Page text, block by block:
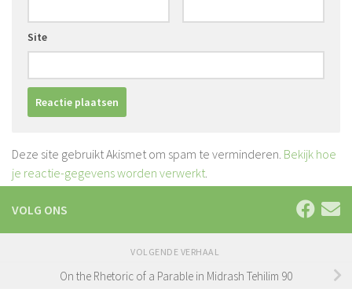
Site
Deze site gebruikt Akismet om spam te verminderen. Bekijk hoe
je reactie-gegevens worden verwerkt.
VOLG ONS
VOLGENDE VERHAAL
On the Rhetoric of a Parable in Midrash Tehilim 90